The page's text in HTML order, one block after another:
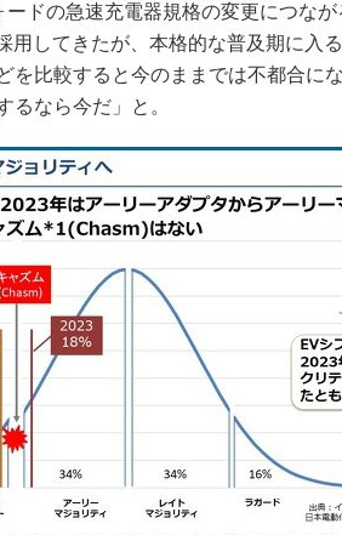
ドの急速充電器規格の変更につな
用してきたが、本格的な普及期に入
を比較すると今のままでは不都合に
るなら今だ」と。